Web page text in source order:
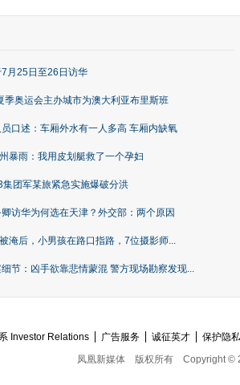
月25日至26日访华
季奥运会主办城市为澳大利亚布里斯班
口述：车厢外水有一人多高 车厢内缺氧
暴雨：我用皮划艇救了一个孕妇
团军某旅紧急实施爆破分洪
访华为何选在天津？外交部：两个原因
淹后，小男孩在路口指路，7位摄影师...
节：凶手欲靠悲情蒙混 警方现场勘察发现...
Investor Relations 广告服务 诚征英才
保护隐
凤凰新媒体
版权所有 Copyright ©